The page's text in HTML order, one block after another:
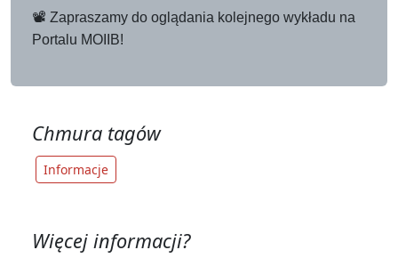
📽️ Zapraszamy do oglądania kolejnego wykładu na
Portalu MOIIB!
Chmura tagów
Informacje
Więcej informacji?